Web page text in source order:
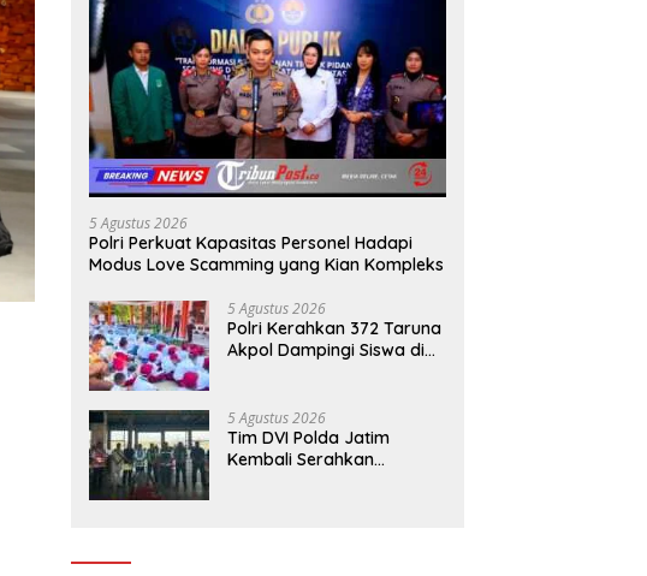
5 Agustus 2026
Polri Perkuat Kapasitas Personel Hadapi
Modus Love Scamming yang Kian Kompleks
5 Agustus 2026
Polri Kerahkan 372 Taruna
Akpol Dampingi Siswa di
TNI
5 Agustus 2026
Tim DVI Polda Jatim
Kembali Serahkan